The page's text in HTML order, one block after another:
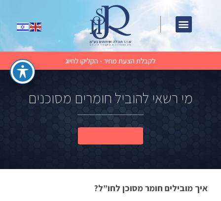
לקבלת הצעת מחיר - הקליקו לחיוג
מי רשאי להוביל חומרים מסוכנים
איך מובילים חומר מסוכן לחו”ל?